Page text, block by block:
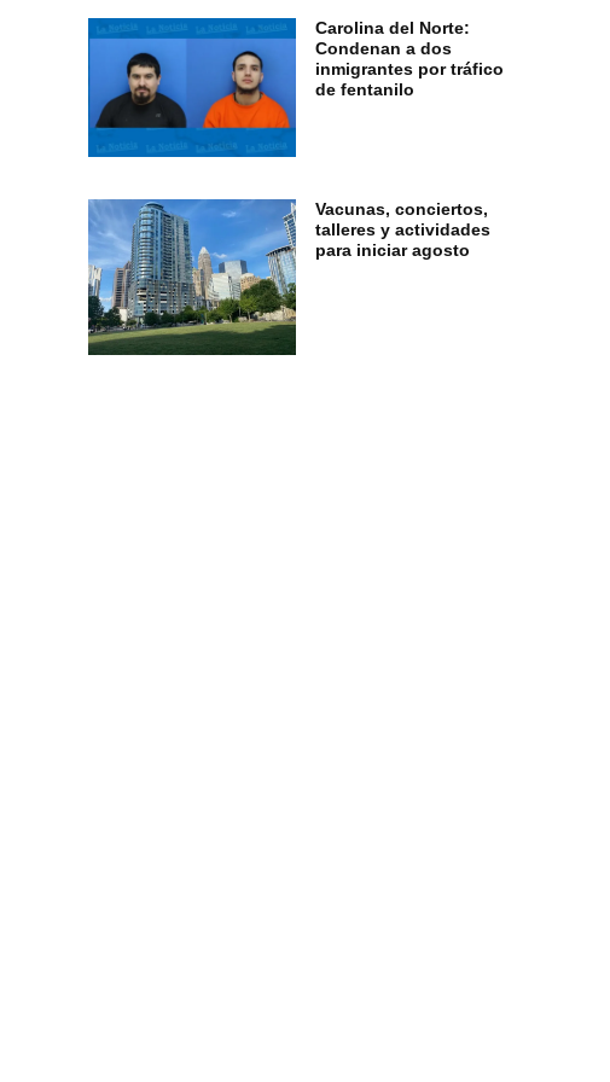
Carolina del Norte:
Condenan a dos
inmigrantes por tráfico
de fentanilo
Vacunas, conciertos,
talleres y actividades
para iniciar agosto